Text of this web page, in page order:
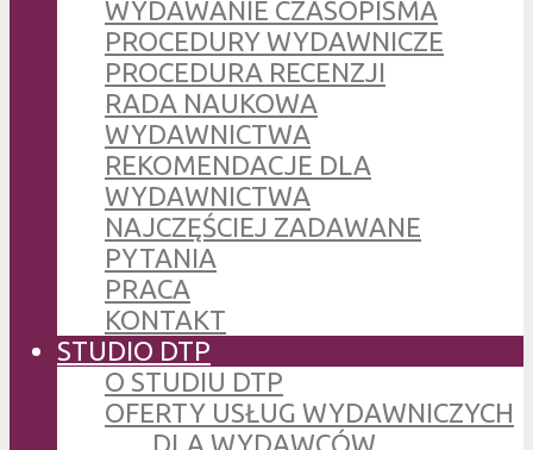
WYDAWANIE CZASOPISMA
PROCEDURY WYDAWNICZE
PROCEDURA RECENZJI
RADA NAUKOWA
WYDAWNICTWA
REKOMENDACJE DLA
WYDAWNICTWA
NAJCZĘŚCIEJ ZADAWANE
PYTANIA
PRACA
KONTAKT
STUDIO DTP
O STUDIU DTP
OFERTY USŁUG WYDAWNICZYCH
DLA WYDAWCÓW